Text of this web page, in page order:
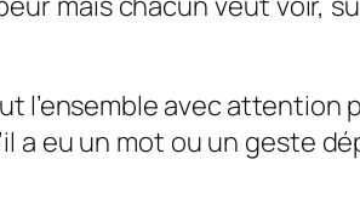
l’ensemble avec attention
a eu un mot ou un geste